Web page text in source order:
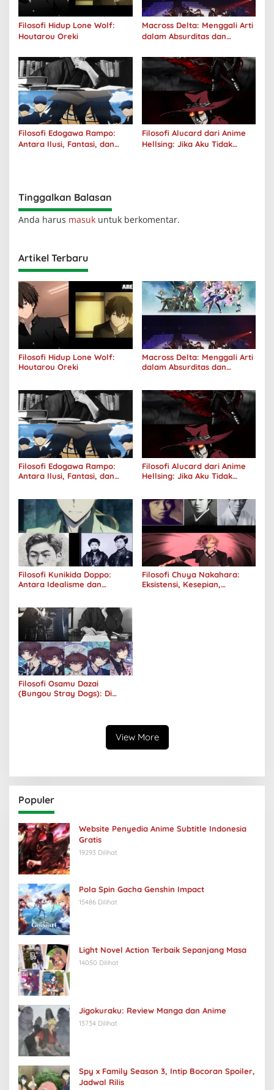
Filosofi Hidup Lone Wolf:
Houtarou Oreki
Macross Delta: Menggali Arti
dalam Absurditas dan
Filosofi Edogawa Rampo:
Antara Ilusi, Fantasi, dan
Filosofi Alucard dari Anime
Hellsing: Jika Aku Tidak
Tinggalkan Balasan
Anda harus masuk untuk berkomentar.
Artikel Terbaru
Filosofi Hidup Lone Wolf:
Houtarou Oreki
Macross Delta: Menggali Arti
dalam Absurditas dan
Filosofi Edogawa Rampo:
Antara Ilusi, Fantasi, dan
Filosofi Alucard dari Anime
Hellsing: Jika Aku Tidak
Filosofi Kunikida Doppo:
Antara Idealisme dan
Filosofi Chuya Nakahara:
Eksistensi, Kesepian,
Filosofi Osamu Dazai
(Bungou Stray Dogs): Di
View More
Populer
Website Penyedia Anime Subtitle Indonesia
Gratis
19293 Dilihat
Pola Spin Gacha Genshin Impact
15486 Dilihat
Light Novel Action Terbaik Sepanjang Masa
14050 Dilihat
Jigokuraku: Review Manga dan Anime
13734 Dilihat
Spy x Family Season 3, Intip Bocoran Spoiler,
Jadwal Rilis